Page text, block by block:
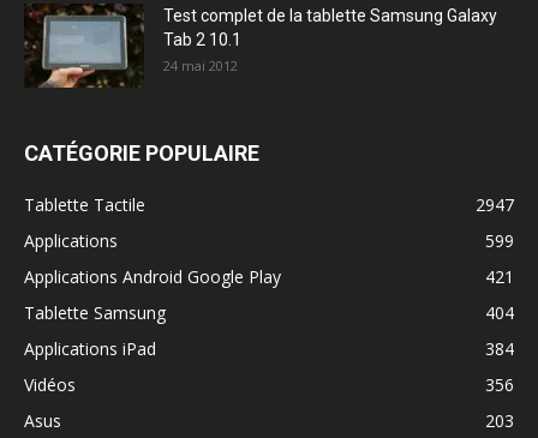
Test complet de la tablette Samsung Galaxy
Tab 2 10.1
24 mai 2012
CATÉGORIE POPULAIRE
Tablette Tactile
2947
Applications
599
Applications Android Google Play
421
Tablette Samsung
404
Applications iPad
384
Vidéos
356
Asus
203